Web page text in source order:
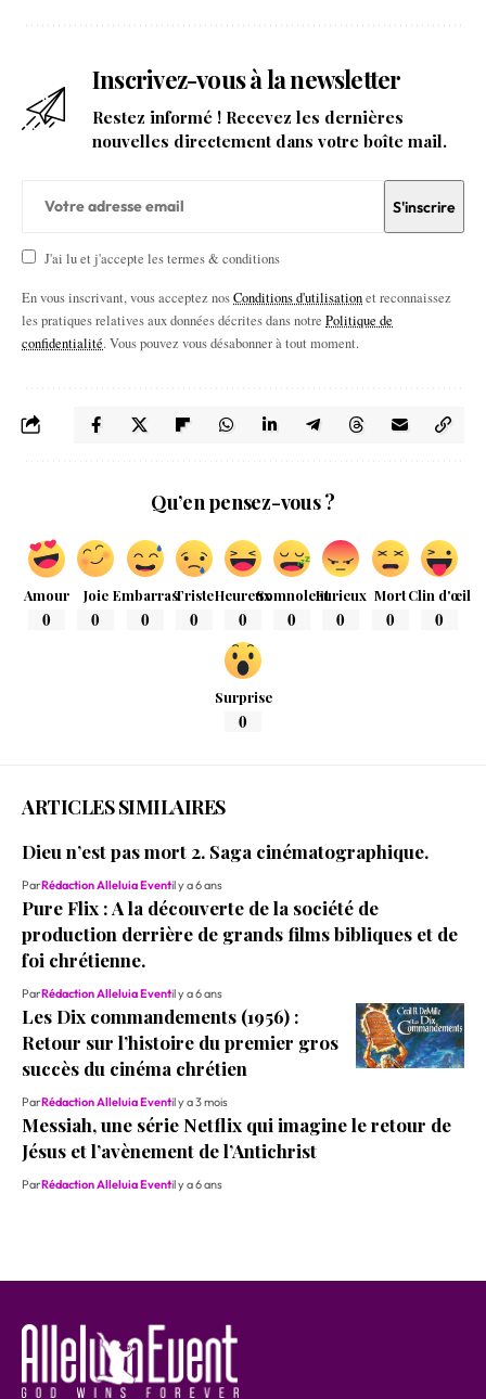
Inscrivez-vous à la newsletter
Restez informé ! Recevez les dernières
nouvelles directement dans votre boîte mail.
J'ai lu et j'accepte les termes & conditions
En vous inscrivant, vous acceptez nosConditions d'utilisationet reconnaissez
les pratiques relatives aux données décrites dans notre Politique de
confidentialité. Vous pouvez vous désabonner à tout moment.
Qu’en pensez-vous ?
Amour
0
Joie
0
Embarras
0
Triste
0
Heureux
0
Somnolent
0
Furieux
0
Mort
0
Clin d'œil
0
Surprise
0
ARTICLES SIMILAIRES
Dieu n’est pas mort 2. Saga cinématographique.
ParRédaction Alleluia Eventil y a 6 ans
Pure Flix : A la découverte de la société de
production derrière de grands films bibliques et de
foi chrétienne.
ParRédaction Alleluia Eventil y a 6 ans
Les Dix commandements (1956) :
Retour sur l’histoire du premier gros
succès du cinéma chrétien
ParRédaction Alleluia Eventil y a 3 mois
Messiah, une série Netflix qui imagine le retour de
Jésus et l’avènement de l’Antichrist
ParRédaction Alleluia Eventil y a 6 ans